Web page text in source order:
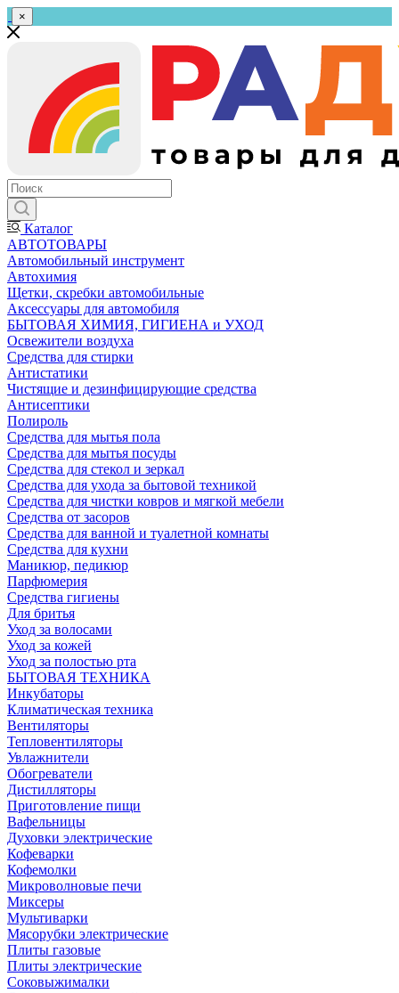
×
Каталог
АВТОТОВАРЫ
Автомобильный инструмент
Автохимия
Щетки, скребки автомобильные
Аксессуары для автомобиля
БЫТОВАЯ ХИМИЯ, ГИГИЕНА и УХОД
Освежители воздуха
Средства для стирки
Антистатики
Чистящие и дезинфицирующие средства
Антисептики
Полироль
Средства для мытья пола
Средства для мытья посуды
Средства для стекол и зеркал
Средства для ухода за бытовой техникой
Средства для чистки ковров и мягкой мебели
Средства от засоров
Средства для ванной и туалетной комнаты
Средства для кухни
Маникюр, педикюр
Парфюмерия
Средства гигиены
Для бритья
Уход за волосами
Уход за кожей
Уход за полостью рта
БЫТОВАЯ ТЕХНИКА
Инкубаторы
Климатическая техника
Вентиляторы
Тепловентиляторы
Увлажнители
Обогреватели
Дистилляторы
Приготовление пищи
Вафельницы
Духовки электрические
Кофеварки
Кофемолки
Микроволновые печи
Миксеры
Мультиварки
Мясорубки электрические
Плиты газовые
Плиты электрические
Соковыжималки